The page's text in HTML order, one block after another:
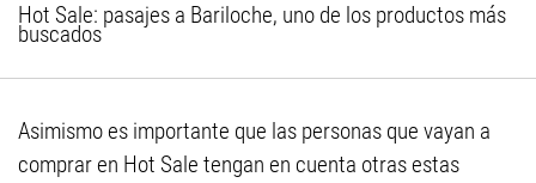
Hot Sale: pasajes a Bariloche, uno de los productos más
buscados
Asimismo es importante que las personas que vayan a
comprar en Hot Sale tengan en cuenta otras estas